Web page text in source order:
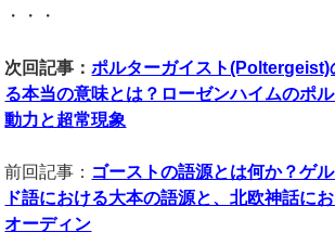
・・・
次回記事：ポルターガイスト(Poltergeist)
る本当の意味とは？ローゼンハイムのポ
動力と超常現象
前回記事： ゴーストの語源とは何か？ゲ
ド語における大本の語源と、北欧神話に
オーディン